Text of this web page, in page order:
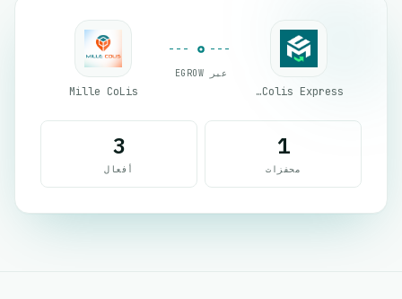
Mes Colis Express
عبر EGROW
Mille CoLis
1
محفزات
3
أفعال